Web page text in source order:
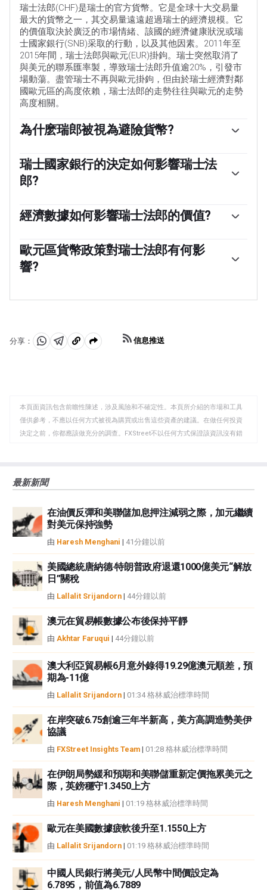
瑞士法郎(CHF)是瑞士的官方貨幣。它是全球十大交易量
最大的貨幣之一，其交易量遠遠超過瑞士的經濟規模。它
的價值取決於廣泛的市場情緒、該國的經濟健康狀況或瑞
士國家銀行(SNB)采取的行動，以及其他因素。2011年至
2015年間，瑞士法郎與歐元(EUR)掛鉤。瑞士突然取消了
與美元的聯系匯率製，導致瑞士法郎升值逾20%，引發市
場動蕩。盡管瑞士不再與歐元掛鉤，但由於瑞士經濟對鄰
國歐元區的高度依賴，瑞士法郎的走勢往往與歐元的走勢
高度相關。
為什麽瑞郎被視為避險貨幣?
緊張時傾向於購買的貨幣。這是由於瑞士在世界上的地位:
穩定的經濟、強勁的出口部門、龐大的央行儲備，以及在
全球沖突中長期保持中立的政治立場，使瑞士貨幣成為投
其他被視為投資風險更高的貨幣升值。
瑞士國家銀行的決定如何影響瑞士法
郎?
於其他主要央行——來決定貨幣政策。央行的目標是將年通
脹率控製在2%以下。當通貨膨脹高於目標或預計在可預見
價格增長。較高的利率通常對瑞士法郎(CHF)有利，因為
它們會導致更高的收益率，使該國對投資者更具吸引力。
相反，較低的利率往往會削弱瑞郎。
經濟數據如何影響瑞士法郎的價值?
影響瑞士法郎(CHF)的估值。瑞士經濟總體穩定，但經濟
增長、通貨膨脹、經常賬戶或央行外匯儲備的任何突然變
化都有可能引發瑞郎的波動。總體而言，經濟高增長、低
歐元區貨幣政策對瑞士法郎有何影
響?
濟體的健康發展。歐盟是瑞士的主要經濟夥伴和重要的政
賴性，一些模型表明，歐元(EUR)和瑞士法郎的命運之間的
相關性超過90%，或者接近完美。
分享：
分 分 複
板
信息推送
本頁面資訊包含前瞻性陳述，涉及風險和不確定性。本頁所介紹的市場和工具
僅供參考，不應以任何方式被視為購買或出售這些資產的建議。在做任何投資
決定之前，你都應該做充分的調查。FXStreet不以任何方式保證該資訊沒有錯
觀點，並不代表FXStreet或其廣告商的官方政策或立場。作者不對本頁連結的
如果文章正文中沒有明確提到，在撰寫本文時，作者在本文中提到的任何股票
中都沒有頭寸，也沒有與文中提到的任何公司有業務關係。除了FXStreet，作
者沒有收到撰寫這篇文章的報酬。
性不作任何陳述。FXStreet和作者將不承擔任何錯誤，遺漏或任何損失，傷害
或損害由此資訊及其顯示或使用引起的。錯誤和遺漏除外。本文作者和
FXStreet並非註冊投資顧問，本文內容無意提供任何投資建議。
最新新聞
在油價反彈和美聯儲加息押注減弱之際，加元繼續
對美元保持強勢
由 Haresh Menghani | 41分鐘以前
美國總統唐納德·特朗普政府退還1000億美元“解放
日”關稅
由 Lallalit Srijandorn | 44分鐘以前
澳元在貿易帳數據公布後保持平靜
由 Akhtar Faruqui | 44分鐘以前
澳大利亞貿易帳6月意外錄得19.29億澳元順差，預
期為-11億
由 Lallalit Srijandorn | 01:34 格林威治標準時間
在岸突破6.75創逾三年半新高，美方高調造勢美伊
協議
由 FXStreet Insights Team | 01:28 格林威治標準時間
在伊朗局勢緩和預期和美聯儲重新定價拖累美元之
際，英鎊穩守1.3450上方
由 Haresh Menghani | 01:19 格林威治標準時間
歐元在美國數據疲軟後升至1.1550上方
由 Lallalit Srijandorn | 01:19 格林威治標準時間
中國人民銀行將美元/人民幣中間價設定為
6.7895，前值為6.7889